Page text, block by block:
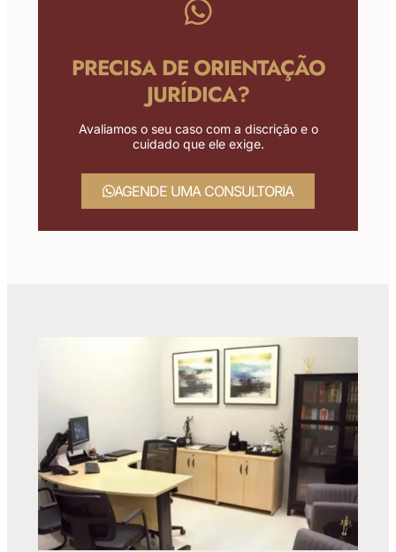
PRECISA DE ORIENTAÇÃO
JURÍDICA?
Avaliamos o seu caso com a discrição e o
cuidado que ele exige.
AGENDE UMA CONSULTORIA